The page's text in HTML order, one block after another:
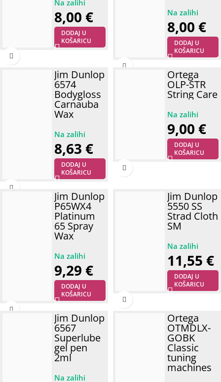
8,00 €
DODAJ U
KOŠARICU
8,00 €
DODAJ U
KOŠARICU
Jim Dunlop
6574
Bodygloss
Carnauba
Wax
8,63 €
DODAJ U
KOŠARICU
Ortega
OLP-STR
String Care
9,00 €
DODAJ U
KOŠARICU
Jim Dunlop
P65WX4
Platinum
65 Spray
Wax
9,29 €
DODAJ U
KOŠARICU
Jim Dunlop
5550 SS
Strad Cloth
SM
11,55 €
DODAJ U
KOŠARICU
Jim Dunlop
6567
Superlube
gel pen
2ml
Ortega
OTMDLX-
GOBK
Classic
tuning
machines